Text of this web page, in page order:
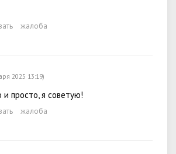
жалоба
2025 13:19)
и просто, я советую!
жалоба